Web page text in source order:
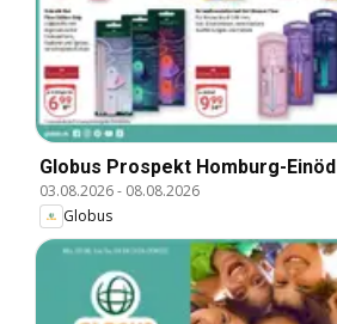
Globus Prospekt Homburg-Einöd
03.08.2026- 08.08.2026
Globus